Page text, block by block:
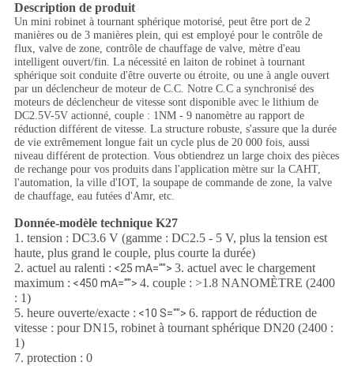
Description de produit
Un mini robinet à tournant sphérique motorisé, peut être port de 2
manières ou de 3 manières plein, qui est employé pour le contrôle de
flux, valve de zone, contrôle de chauffage de valve, mètre d'eau
intelligent ouvert/fin. La nécessité en laiton de robinet à tournant
sphérique soit conduite d'être ouverte ou étroite, ou une à angle ouvert
par un déclencheur de moteur de C.C. Notre C.C a synchronisé des
moteurs de déclencheur de vitesse sont disponible avec le lithium de
DC2.5V-5V actionné, couple : 1NM - 9 nanomètre au rapport de
réduction différent de vitesse. La structure robuste, s'assure que la durée
de vie extrêmement longue fait un cycle plus de 20 000 fois, aussi
niveau différent de protection. Vous obtiendrez un large choix des pièces
de rechange pour vos produits dans l'application mètre sur la CAHT,
l'automation, la ville d'IOT, la soupape de commande de zone, la valve
de chauffage, eau futées d'Amr, etc.
Donnée-modèle technique K27
1. tension : DC3.6 V (gamme : DC2.5 - 5 V, plus la tension est
haute, plus grand le couple, plus courte la durée)
2. actuel au ralenti : <25 mA=""> 3. actuel avec le chargement
maximum : <450 mA=""> 4. couple : >1.8 NANOMÈTRE (2400
: 1)
5. heure ouverte/exacte : <10 S=""> 6. rapport de réduction de
vitesse : pour DN15, robinet à tournant sphérique DN20 (2400 :
1)
7. protection : 0